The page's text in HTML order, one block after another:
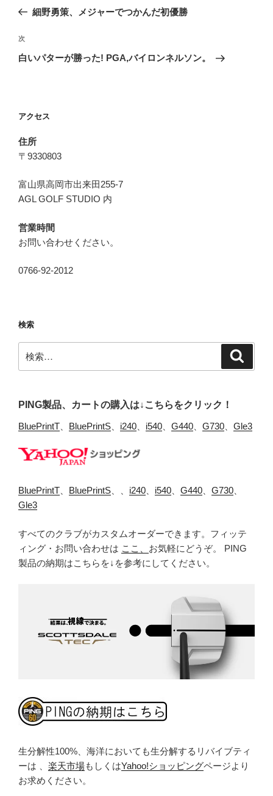
ビ
ゲ
ン
の
稿
細野勇策、メジャーでつかんだ初優勝
次
の
次
白いパターが勝った! PGA,バイロンネルソン。
アクセス
住所
〒9330803
富山県高岡市出来田255-7
AGL GOLF STUDIO 内
営業時間
お問い合わせください。
0766-92-2012
検索
索:
PING製品、カートの購入は↓こちらをクリック！
BluePrintT BluePrintS i240 i540 G440 G730 Gle3
BluePrintT BluePrintS i240 i540 G440 G730
Gle3
すべてのクラブがカスタムオーダーできます。フィッテ
ィング・お問い合わせは ここ、 お気軽にどうぞ。 PING
製品の納期はこちらを↓を参考にしてください。
生分解性100%、海洋においても生分解するリバイブティ
ーは 、 楽天市場もしくはYahoo!ショッピングページより
お求めください。